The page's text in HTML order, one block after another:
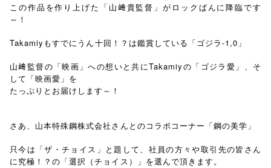
この作品を作り上げた「山﨑貴監督」がロックばんに降臨です
～！
Takamiyもすでにうん十回！？は鑑賞している「ゴジラ-1,0」
山﨑監督の「映画」への想いと共にTakamiyの「ゴジラ愛」、そ
して「映画愛」を
たっぷりとお届けします～！
さあ、山本特殊鋼株式会社さんとのコラボコーナー「鋼の美学」
只今は「ザ・チョイス」と題して、社員の方々や取引先の皆さん
に究極！？の「選択（チョイス）」を選んで頂きます。